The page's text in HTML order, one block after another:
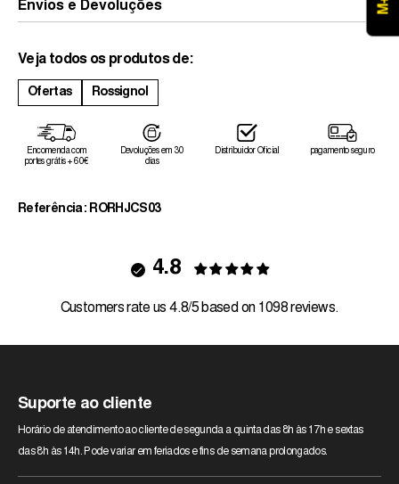
Encomenda com
portes grátis + 60€
Devoluções em 30
dias
Distribuidor Oficial pagamento seguro
Envios e Devoluções
Veja todos os produtos de:
Ofertas Rossignol
Referência: RORHJCS03
4.8
Customers rate us 4.8/5 based on 1098 reviews.
Suporte ao cliente
Horário de atendimento ao cliente de segunda a quinta das 8h às 17h e sextas
das 8h às 14h. Pode variar em feriados e fins de semana prolongados.